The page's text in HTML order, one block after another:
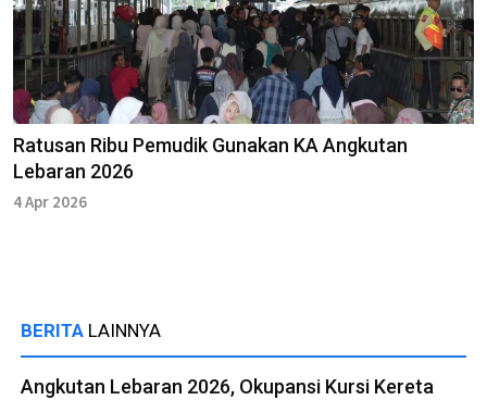
Ratusan Ribu Pemudik Gunakan KA Angkutan
Lebaran 2026
4 Apr 2026
BERITA LAINNYA
Angkutan Lebaran 2026, Okupansi Kursi Kereta